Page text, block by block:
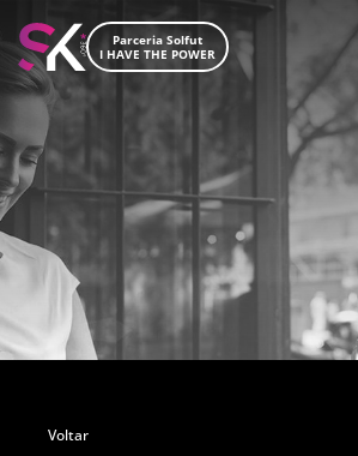
Parceria Solfut
I HAVE THE POWER
Voltar